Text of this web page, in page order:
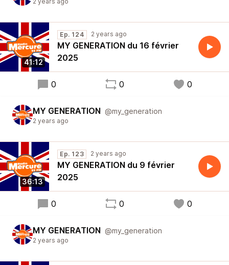
41:12
Ep. 124 2 years ago
MY GENERATION du 16 février
2025
0 0 0
MY GENERATION @my_generation
2 years ago
36:13
Ep. 123 2 years ago
MY GENERATION du 9 février
2025
0 0 0
MY GENERATION @my_generation
2 years ago